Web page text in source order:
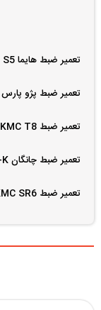
تعمیر ضبط هایما S5
تعمیر ضبط پژو پارس
تعمیر ضبط KMC T8
تعمیر ضبط چانگان UNI-K
تعمیر ضبط KMC SR6